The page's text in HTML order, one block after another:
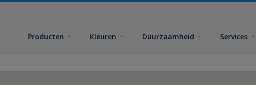
Producten Kleuren Duurzaamheid Services